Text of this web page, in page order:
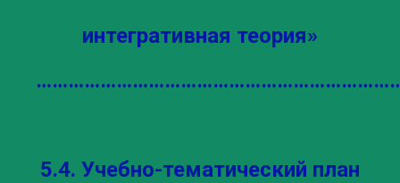
интегративная теория»
5.4. Учебно-тематический план